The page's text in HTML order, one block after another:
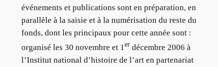
événements et publications sont en préparation, en
parallèle à la saisie et à la numérisation du reste du
fonds, dont les principaux pour cette année sont :
organisé les 30 novembre et 1 erdécembre 2006 à
l’Institut national d’histoire de l’art en partenariat